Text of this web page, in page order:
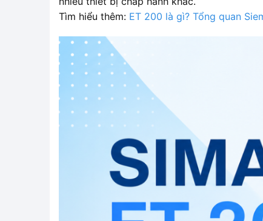
Tìm hiểu thêm: ET 200 là gì? Tổng quan